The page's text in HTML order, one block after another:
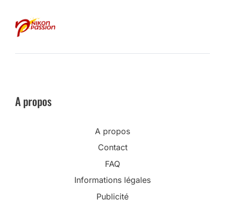
A propos
A propos
Contact
FAQ
Informations légales
Publicité